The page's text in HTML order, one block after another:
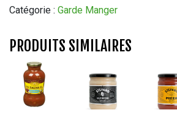
Pétillante
x
Catégorie : Garde Manger
PRODUITS SIMILAIRES